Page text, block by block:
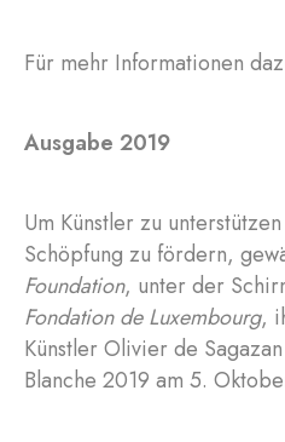
Für mehr Informationen
Ausgabe 2019
Um Künstler zu
Schöpfung zu fördern,
Foundation, unter der
Fondation de Luxembourg,
Künstler Olivier de
Blanche 2019 am 5.